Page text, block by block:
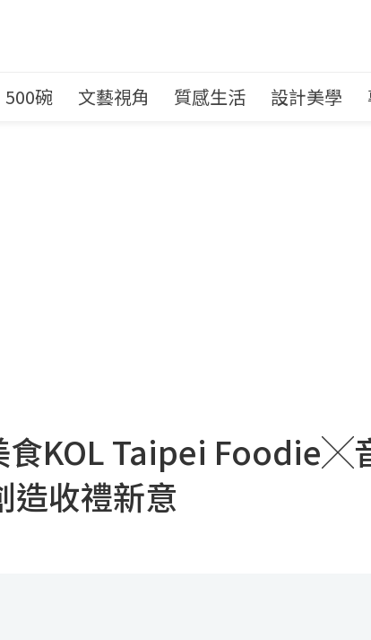
500碗 文藝視角 質感生活 設計美學
食KOL Taipei Foodie╳
造收禮新意